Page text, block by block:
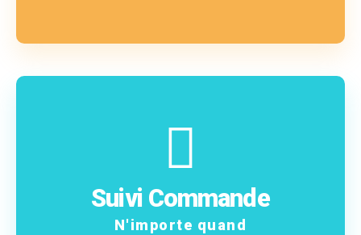
Suivi Commande
N'importe quand
Suivez pas à pas votre
commande !